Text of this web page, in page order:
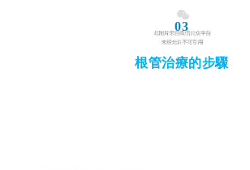
03
根管治療的步驟